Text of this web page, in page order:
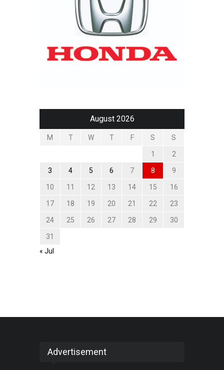
August 2026
M T W T F S S
1 2
3 4 5 6 7 8 9
10 11 12 13 14 15 16
17 18 19 20 21 22 23
24 25 26 27 28 29 30
31
« Jul
Advertisement